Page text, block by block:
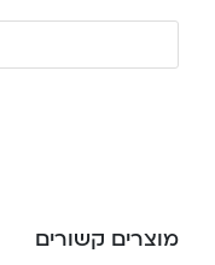
מוצרים קשורים